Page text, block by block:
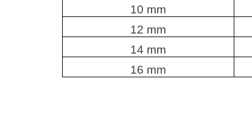
10 mm
12 mm
14 mm
16 mm